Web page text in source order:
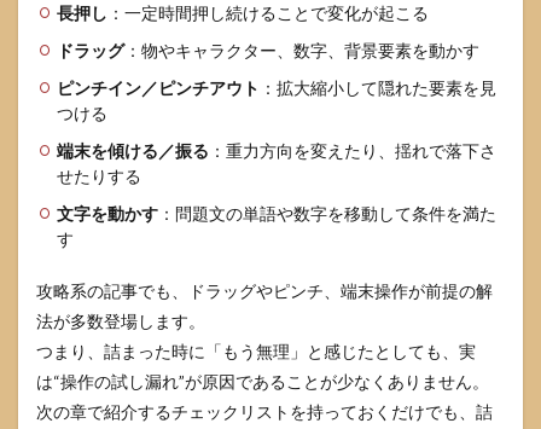
長押し ：一定時間押し続けることで変化が起こる
ドラッグ：物やキャラクター、数字、背景要素を動かす
ピンチイン／ピンチアウト ：拡大縮小して隠れた要素を見
つける
端末を傾ける／振る ：重力方向を変えたり、揺れで落下さ
せたりする
文字を動かす ：問題文の単語や数字を移動して条件を満た
す
攻略系の記事でも、ドラッグやピンチ、端末操作が前提の解
法が多数登場します。
つまり、詰まった時に「もう無理」と感じたとしても、実
は“操作の試し漏れ”が原因であることが少なくありません。
次の章で紹介するチェックリストを持っておくだけでも、詰